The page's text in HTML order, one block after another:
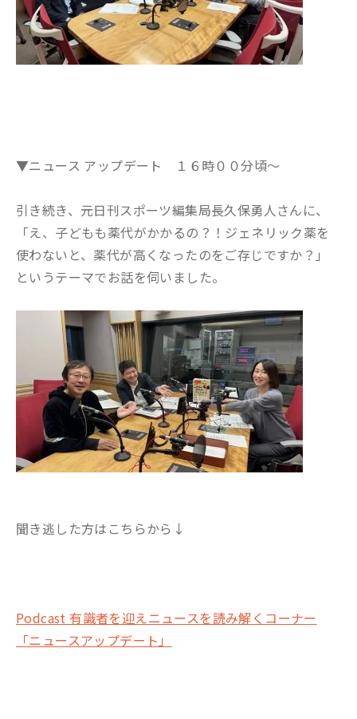
▼ニュース アップデート １６時００分頃～
引き続き、元日刊スポーツ編集局長久保勇人さんに、
「え、子どもも薬代がかかるの？！ジェネリック薬を
使わないと、薬代が高くなったのをご存じですか？」
というテーマでお話を伺いました。
聞き逃した方はこちらから↓
Podcast 有識者を迎えニュースを読み解くコーナー
「ニュースアップデート」